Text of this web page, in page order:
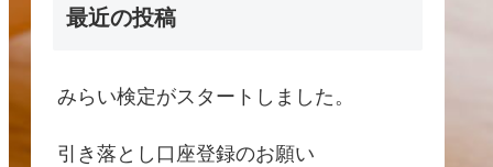
最近の投稿
みらい検定がスタートしました。
引き落とし口座登録のお願い